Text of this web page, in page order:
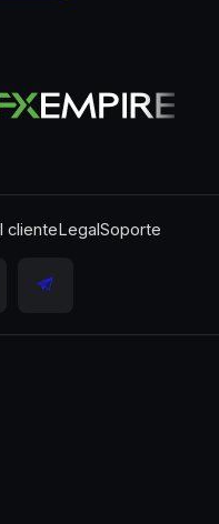
clienteLegalSoporte